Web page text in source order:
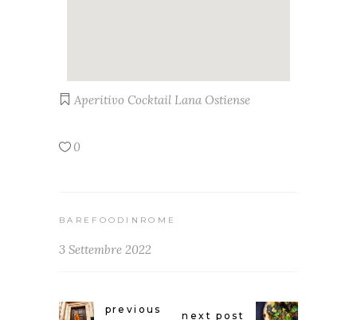
Aperitivo Cocktail Lana Ostiense
0
BAREFOODINROME
3 Settembre 2022
previous
next post